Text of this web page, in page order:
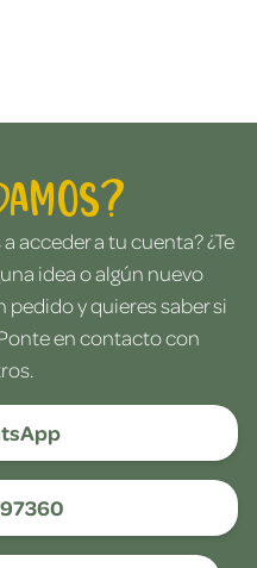
acceder a tu cuenta? ¿Te
idea o algún nuevo
y quieres saber si
en contacto con